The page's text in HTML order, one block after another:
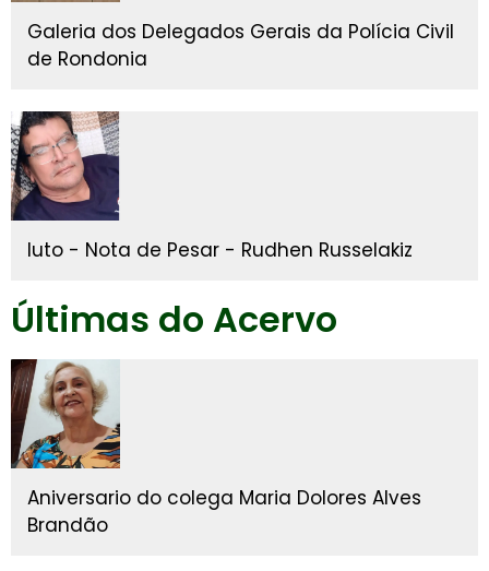
Galeria dos Delegados Gerais da Polícia Civil
de Rondonia
luto - Nota de Pesar - Rudhen Russelakiz
Últimas do Acervo
Aniversario do colega Maria Dolores Alves
Brandão